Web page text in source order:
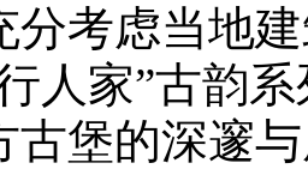
分考虑当地
人家”古韵
古堡的深邃